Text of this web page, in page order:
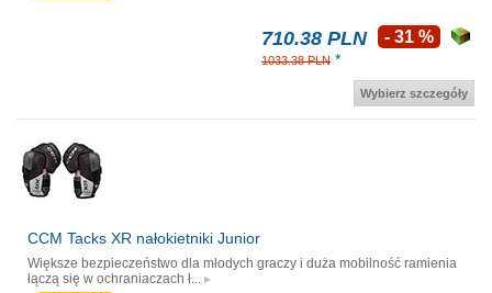
710.38 PLN
1033.38 PLN *
- 31 %
Wybierz szczegóły
CCM Tacks XR nałokietniki Junior
Większe bezpieczeństwo dla młodych graczy i duża mobilność ramienia
łączą się w ochraniaczach ł...